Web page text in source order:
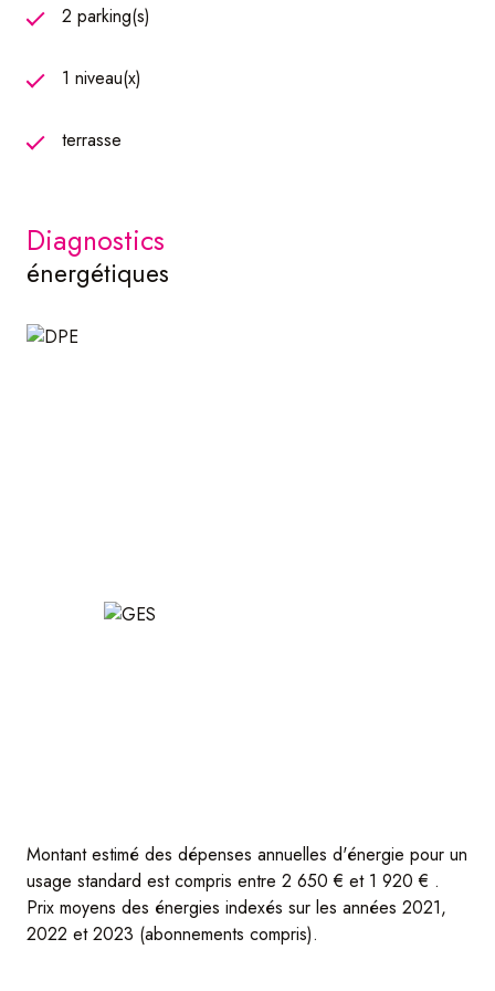
2 parking(s)
1 niveau(x)
terrasse
diagnostics
énergétiques
Montant estimé des dépenses annuelles d'énergie pour un
usage standard est compris entre 2 650 € et 1 920 € .
Prix moyens des énergies indexés sur les années 2021,
2022 et 2023 (abonnements compris).